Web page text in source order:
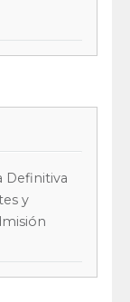
Definitiva
y